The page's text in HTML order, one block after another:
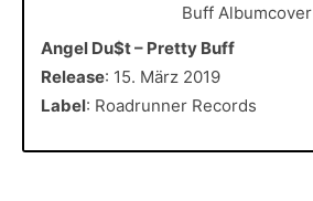
Angel Du$t – Pretty Buff
Release: 15. März 2019
Label: Roadrunner Records